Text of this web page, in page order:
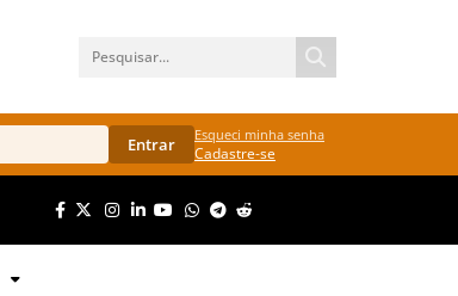
Entrar Esqueci minha senha
Cadastre-se